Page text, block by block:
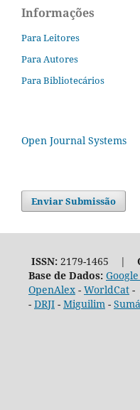
Informações
Para Leitores
Para Autores
Para Bibliotecários
Open Journal Systems
Enviar Submissão
ISSN:2179-1465 |
Base de Dados:
OpenAlex- WorldCat-
- DRJI- Miguilim -